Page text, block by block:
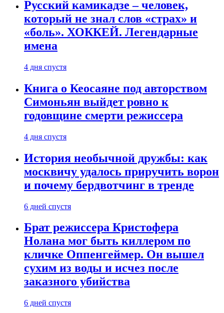
Русский камикадзе – человек,
который не знал слов «страх» и
«боль». ХОККЕЙ. Легендарные
имена
4 дня спустя
Книга о Кеосаяне под авторством
Симоньян выйдет ровно к
годовщине смерти режиссера
4 дня спустя
История необычной дружбы: как
москвичу удалось приручить ворон
и почему бердвотчинг в тренде
6 дней спустя
Брат режиссера Кристофера
Нолана мог быть киллером по
кличке Оппенгеймер. Он вышел
сухим из воды и исчез после
заказного убийства
6 дней спустя